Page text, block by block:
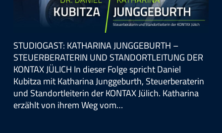
STUDIOGAST: KATHARINA JUNGGEBURTH –
STEUERBERATERIN UND STANDORTLEITUNG DER
KONTAX JÜLICH In dieser Folge spricht Daniel
Kubitza mit Katharina Junggeburth, Steuerberaterin
und Standortleiterin der KONTAX Jülich. Katharina
erzählt von ihrem Weg vom…